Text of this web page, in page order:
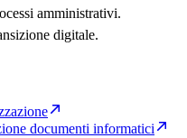
amministrativi.
digitale.
documenti informatici